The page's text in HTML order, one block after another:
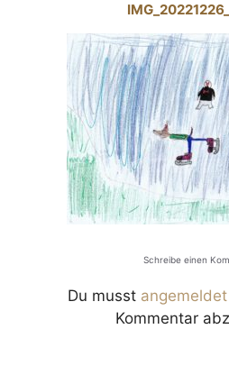
Schreibe einen
Du musst angemeldet
Kommentar